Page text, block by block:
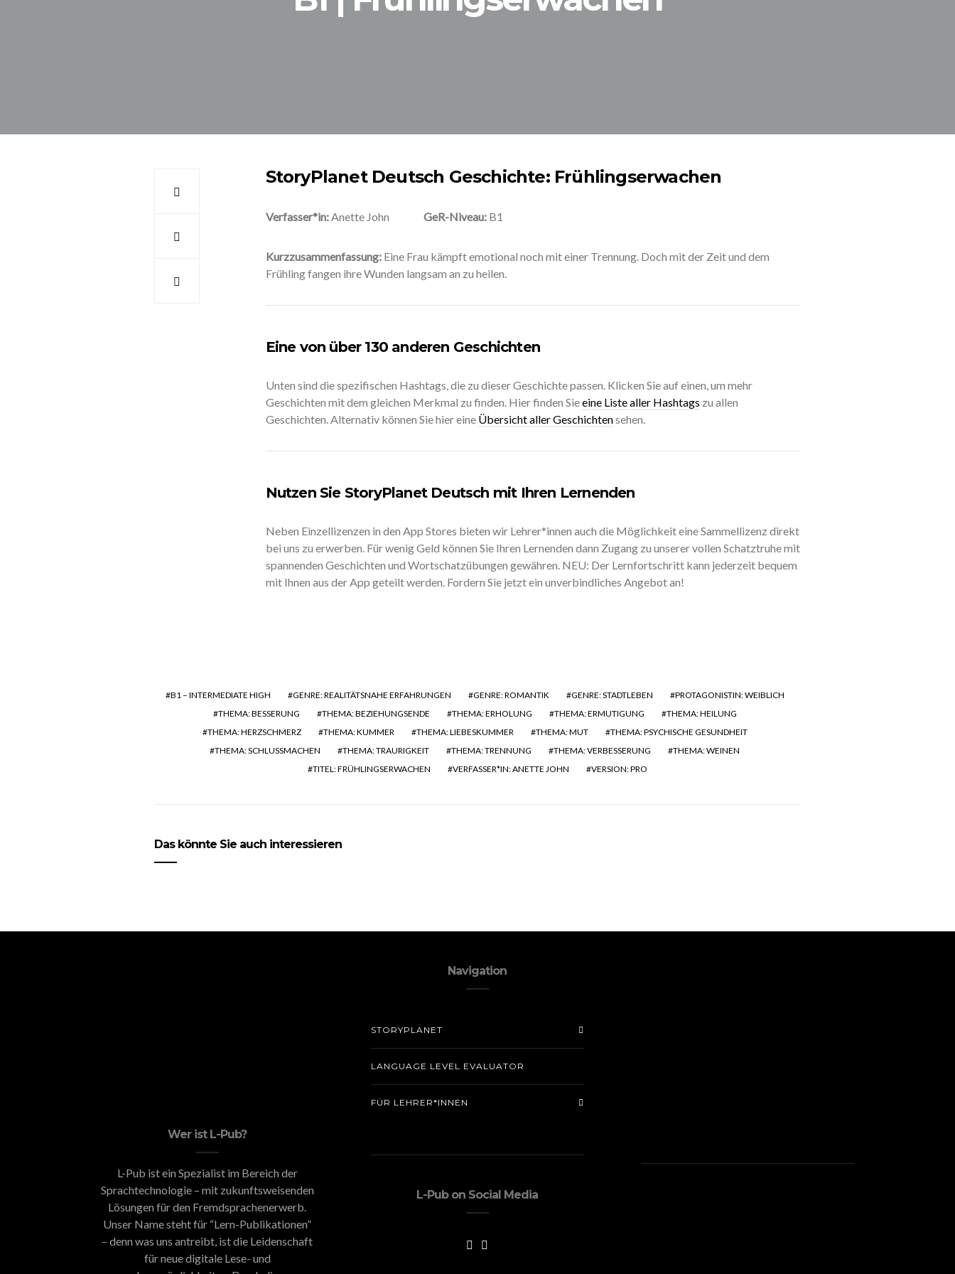
StoryPlanet Deutsch Geschichte: Frühlingserwachen
Verfasser*in:Anette John GeR-Niveau:B1
Kurzzusammenfassung: Eine Frau kämpft emotional noch mit einer Trennung. Doch mit der Zeit und dem
Frühling fangen ihre Wunden langsam an zu heilen.
Eine von über 130 anderen Geschichten
Unten sind die spezifischen Hashtags, die zu dieser Geschichte passen. Klicken Sie auf einen, um mehr
Geschichten mit dem gleichen Merkmal zu finden. Hier finden Sieeine Liste aller Hashtags zu allen
Geschichten. Alternativ können Sie hier eine Übersicht aller Geschichtensehen.
Nutzen Sie StoryPlanet Deutsch mit Ihren Lernenden
Neben Einzellizenzen in den App Stores bieten wir Lehrer*innen auch die Möglichkeit eine Sammellizenz direkt
bei uns zu erwerben. Für wenig Geld können Sie Ihren Lernenden dann Zugang zu unserer vollen Schatztruhe mit
spannenden Geschichten und Wortschatzübungen gewähren. NEU: Der Lernfortschritt kann jederzeit bequem
mit Ihnen aus der App geteilt werden. Fordern Sie jetzt ein unverbindliches Angebot an!
B1 – INTERMEDIATE HIGH GENRE: REALITÄTSNAHE ERFAHRUNGEN GENRE: ROMANTIK GENRE: STADTLEBEN
PROTAGONISTIN: WEIBLICH
THEMA: BESSERUNG
THEMA: BEZIEHUNGSENDE THEMA: ERHOLUNG THEMA: ERMUTIGUNG
THEMA: HEILUNG
THEMA: HERZSCHMERZ
THEMA: KUMMER THEMA: LIEBESKUMMER THEMA: MUT
THEMA: PSYCHISCHE GESUNDHEIT
THEMA: SCHLUSSMACHEN
THEMA: TRAURIGKEIT THEMA: TRENNUNG THEMA: VERBESSERUNG
THEMA: WEINEN
TITEL: FRÜHLINGSERWACHEN
VERFASSER*IN: ANETTE JOHN VERSION: PRO
Das könnte Sie auch interessieren
Wer ist L-Pub?
L-Pub ist ein Spezialist im Bereich der
Sprachtechnologie – mit zukunftsweisenden
Lösungen für den Fremdsprachenerwerb.
Unser Name steht für “Lern-Publikationen”
– denn was uns antreibt, ist die Leidenschaft
für neue digitale Lese- und
Navigation
STORYPLANET
LANGUAGE LEVEL EVALUATOR
FÜR LEHRER*INNEN
L-Pub on Social Media